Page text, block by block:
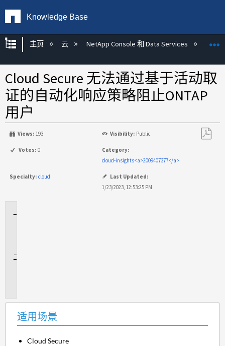
Knowledge Base
扩展/隐缩全局层次
主页 云 NetApp Console 和 Data Services
Cloud Secure 无法通过基于活动取
证的自动化响应策略阻止ONTAP
用户
Views: 193 Visibility: Public
Votes: 0
Category:
cloud-insights<a>2009407377</a>
Specialty: cloud
Last Updated:
1/23/2023, 12:53:25 PM
适用场景
Cloud Secure